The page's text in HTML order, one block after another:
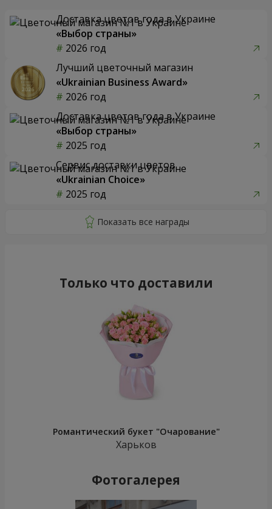
Доставка цветов года в Украине
«Выбор страны»
2026 год
Лучший цветочный магазин
«Ukrainian Business Award»
2026 год
Доставка цветов года в Украине
«Выбор страны»
2025 год
Сервис доставки цветов
«Ukrainian Choice»
2025 год
Только что доставили
Романтический букет "Очарование"
Харьков
Фотогалерея